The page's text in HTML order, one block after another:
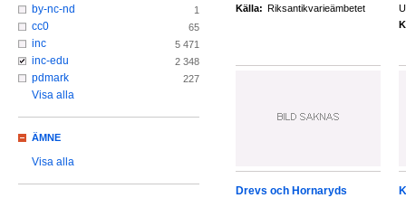
Källa: Riksantikvarieämbetet
Drevs och Hornaryds
by-nc-nd 1
cc0 65
inc 5 471
inc-edu 2 348
pdmark 227
Visa alla
ÄMNE
Visa alla